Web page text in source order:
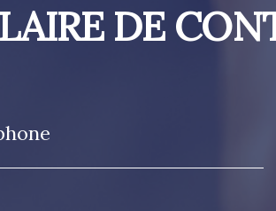
DE